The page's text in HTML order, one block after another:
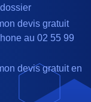
devis gratuit
au 02 55 99
devis gratuit en